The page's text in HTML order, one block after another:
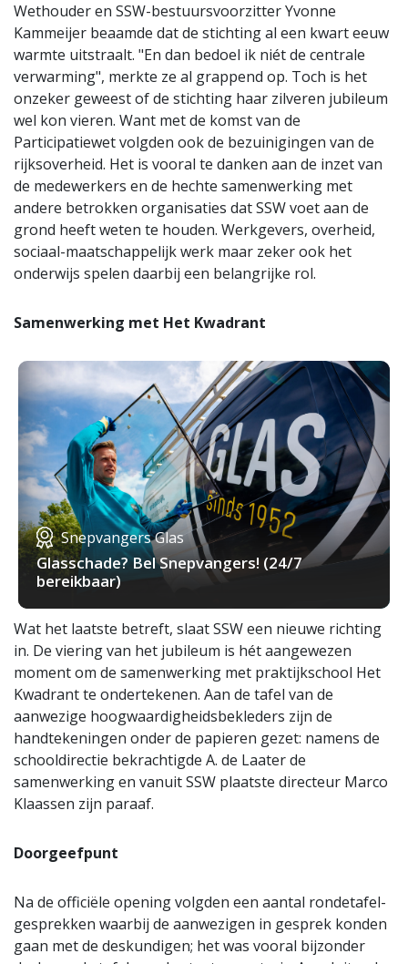
Wethouder en SSW-bestuursvoorzitter Yvonne
Kammeijer beaamde dat de stichting al een kwart eeuw
warmte uitstraalt. "En dan bedoel ik niét de centrale
verwarming", merkte ze al grappend op. Toch is het
onzeker geweest of de stichting haar zilveren jubileum
wel kon vieren. Want met de komst van de
Participatiewet volgden ook de bezuinigingen van de
rijksoverheid. Het is vooral te danken aan de inzet van
de medewerkers en de hechte samenwerking met
andere betrokken organisaties dat SSW voet aan de
grond heeft weten te houden. Werkgevers, overheid,
sociaal-maatschappelijk werk maar zeker ook het
onderwijs spelen daarbij een belangrijke rol.
Samenwerking met Het Kwadrant
Snepvangers Glas
Glasschade? Bel Snepvangers! (24/7
bereikbaar)
Wat het laatste betreft, slaat SSW een nieuwe richting
in. De viering van het jubileum is hét aangewezen
moment om de samenwerking met praktijkschool Het
Kwadrant te ondertekenen. Aan de tafel van de
aanwezige hoogwaardigheidsbekleders zijn de
handtekeningen onder de papieren gezet: namens de
schooldirectie bekrachtigde A. de Laater de
samenwerking en vanuit SSW plaatste directeur Marco
Klaassen zijn paraaf.
Doorgeefpunt
Na de officiële opening volgden een aantal rondetafel-
gesprekken waarbij de aanwezigen in gesprek konden
gaan met de deskundigen; het was vooral bijzonder